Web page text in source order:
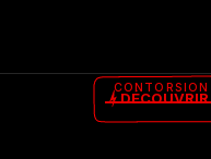
DÉCOUVRIR
CONTORSION